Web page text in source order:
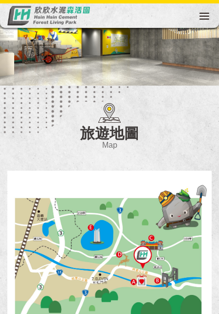
旅遊地圖
Map